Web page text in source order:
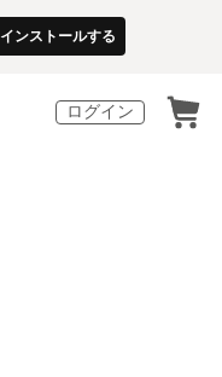
インストールする
ログイン